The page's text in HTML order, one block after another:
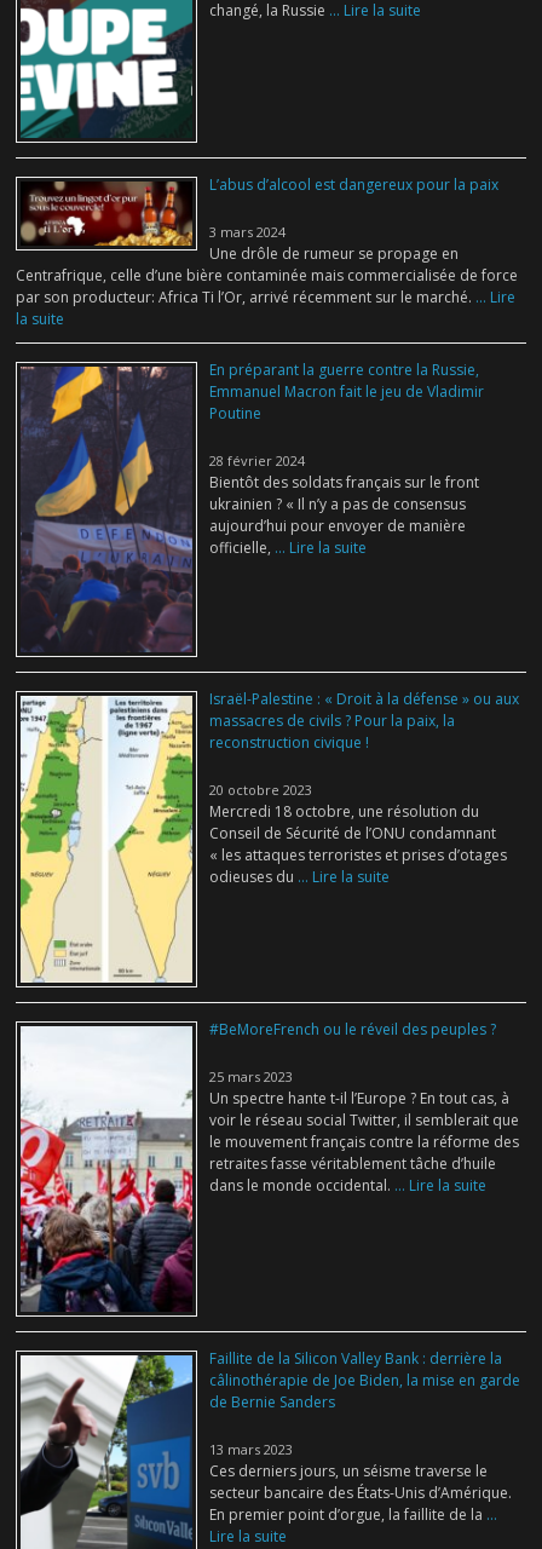
changé, la Russie ... Lire la suite
L’abus d’alcool est dangereux pour la paix
3 mars 2024
Une drôle de rumeur se propage en
Centrafrique, celle d’une bière contaminée mais commercialisée de force
par son producteur: Africa Ti l’Or, arrivé récemment sur le marché. ... Lire
la suite
En préparant la guerre contre la Russie,
Emmanuel Macron fait le jeu de Vladimir
Poutine
28 février 2024
Bientôt des soldats français sur le front
ukrainien ? « Il n’y a pas de consensus
aujourd’hui pour envoyer de manière
officielle, ... Lire la suite
Israël-Palestine : « Droit à la défense » ou aux
massacres de civils ? Pour la paix, la
reconstruction civique !
20 octobre 2023
Mercredi 18 octobre, une résolution du
Conseil de Sécurité de l’ONU condamnant
« les attaques terroristes et prises d’otages
odieuses du ... Lire la suite
#BeMoreFrench ou le réveil des peuples ?
25 mars 2023
Un spectre hante t-il l’Europe ? En tout cas, à
voir le réseau social Twitter, il semblerait que
le mouvement français contre la réforme des
retraites fasse véritablement tâche d’huile
dans le monde occidental. ... Lire la suite
Faillite de la Silicon Valley Bank : derrière la
câlinothérapie de Joe Biden, la mise en garde
de Bernie Sanders
13 mars 2023
Ces derniers jours, un séisme traverse le
secteur bancaire des États-Unis d’Amérique.
En premier point d’orgue, la faillite de la ...
Lire la suite